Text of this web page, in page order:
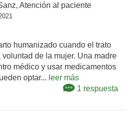
Atención al paciente
humanizado cuando el trato
de la mujer. Una madre
médico y usar medicamentos
optar... leer más
1 respuesta